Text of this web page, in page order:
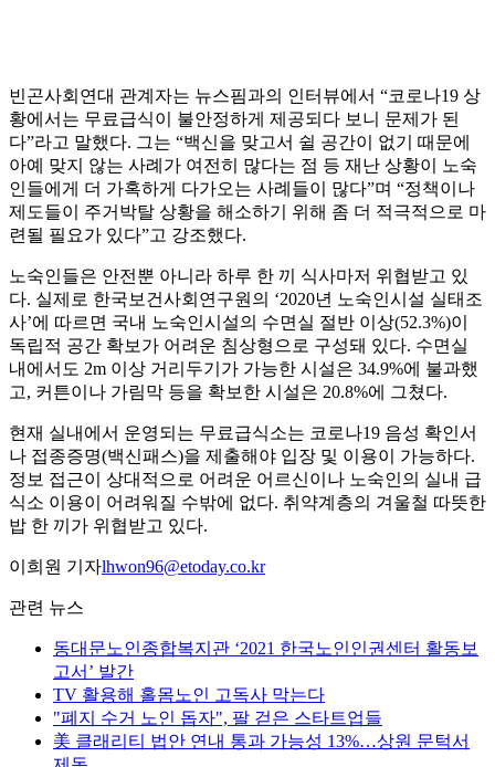
빈곤사회연대 관계자는 뉴스핌과의 인터뷰에서 “코로나19 상
황에서는 무료급식이 불안정하게 제공되다 보니 문제가 된
다”라고 말했다. 그는 “백신을 맞고서 쉴 공간이 없기 때문에
아예 맞지 않는 사례가 여전히 많다는 점 등 재난 상황이 노숙
인들에게 더 가혹하게 다가오는 사례들이 많다”며 “정책이나
제도들이 주거박탈 상황을 해소하기 위해 좀 더 적극적으로 마
련될 필요가 있다”고 강조했다.
노숙인들은 안전뿐 아니라 하루 한 끼 식사마저 위협받고 있
다. 실제로 한국보건사회연구원의 ‘2020년 노숙인시설 실태조
사’에 따르면 국내 노숙인시설의 수면실 절반 이상(52.3%)이
독립적 공간 확보가 어려운 침상형으로 구성돼 있다. 수면실
내에서도 2m 이상 거리두기가 가능한 시설은 34.9%에 불과했
고, 커튼이나 가림막 등을 확보한 시설은 20.8%에 그쳤다.
현재 실내에서 운영되는 무료급식소는 코로나19 음성 확인서
나 접종증명(백신패스)을 제출해야 입장 및 이용이 가능하다.
정보 접근이 상대적으로 어려운 어르신이나 노숙인의 실내 급
식소 이용이 어려워질 수밖에 없다. 취약계층의 겨울철 따뜻한
밥 한 끼가 위협받고 있다.
이희원 기자lhwon96@etoday.co.kr
관련 뉴스
동대문노인종합복지관 ‘2021 한국노인인권센터 활동보
고서’ 발간
TV 활용해 홀몸노인 고독사 막는다
"폐지 수거 노인 돕자", 팔 걷은 스타트업들
美 클래리티 법안 연내 통과 가능성 13%…상원 문턱서